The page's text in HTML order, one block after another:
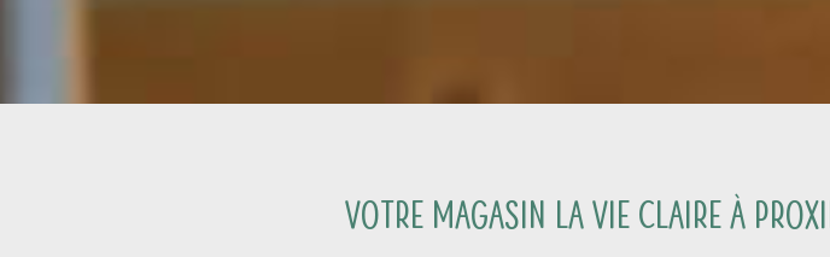
Votre magasin La Vie Claire à